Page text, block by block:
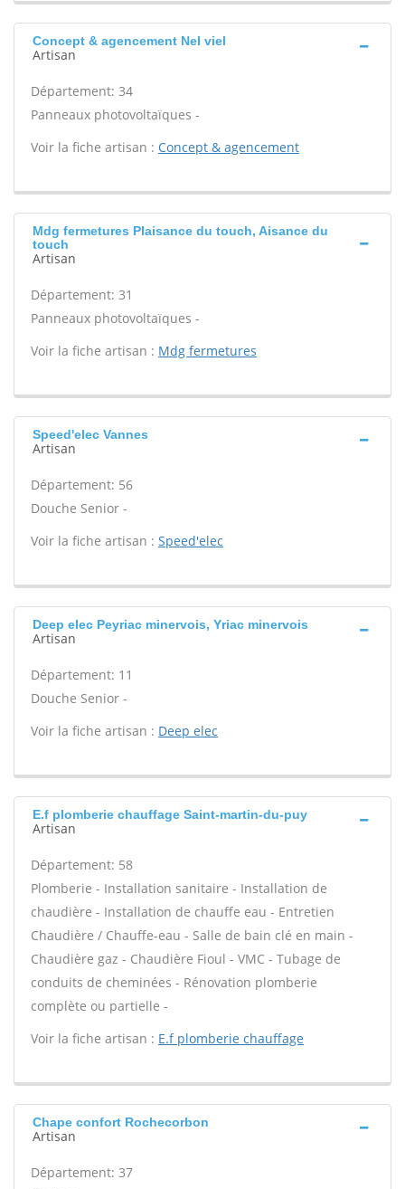
Concept & agencement Nel viel
Artisan
Département: 34
Panneaux photovoltaïques -
Voir la fiche artisan : Concept & agencement
Mdg fermetures Plaisance du touch, Aisance du
touch
Artisan
Département: 31
Panneaux photovoltaïques -
Voir la fiche artisan : Mdg fermetures
Speed'elec Vannes
Artisan
Département: 56
Douche Senior -
Voir la fiche artisan : Speed'elec
Deep elec Peyriac minervois, Yriac minervois
Artisan
Département: 11
Douche Senior -
Voir la fiche artisan : Deep elec
E.f plomberie chauffage Saint-martin-du-puy
Artisan
Département: 58
Plomberie - Installation sanitaire - Installation de
chaudière - Installation de chauffe eau - Entretien
Chaudière / Chauffe-eau - Salle de bain clé en main -
Chaudière gaz - Chaudière Fioul - VMC - Tubage de
conduits de cheminées - Rénovation plomberie
complète ou partielle -
Voir la fiche artisan : E.f plomberie chauffage
Chape confort Rochecorbon
Artisan
Département: 37